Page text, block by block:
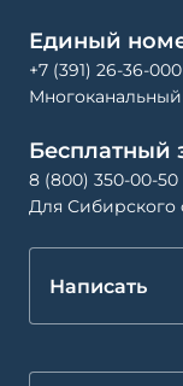
Единый
+7 (391) 26-36-000
Бесплатный
8 (800) 350-00-50
Для Сибирского
Написать